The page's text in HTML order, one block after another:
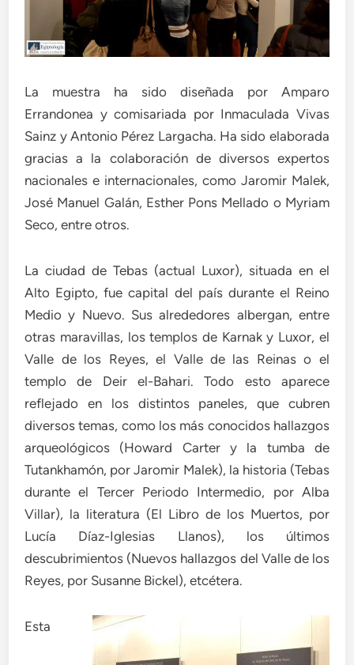
La muestra ha sido diseñada por Amparo
Errandonea y comisariada por Inmaculada Vivas
Sainz y Antonio Pérez Largacha. Ha sido elaborada
gracias a la colaboración de diversos expertos
nacionales e internacionales, como Jaromir Malek,
José Manuel Galán, Esther Pons Mellado o Myriam
Seco, entre otros.
La ciudad de Tebas (actual Luxor), situada en el
Alto Egipto, fue capital del país durante el Reino
Medio y Nuevo. Sus alrededores albergan, entre
otras maravillas, los templos de Karnak y Luxor, el
Valle de los Reyes, el Valle de las Reinas o el
templo de Deir el-Bahari. Todo esto aparece
reflejado en los distintos paneles, que cubren
diversos temas, como los más conocidos hallazgos
arqueológicos (Howard Carter y la tumba de
Tutankhamón, por Jaromir Malek), la historia (Tebas
durante el Tercer Periodo Intermedio, por Alba
Villar), la literatura (El Libro de los Muertos, por
Lucía Díaz-Iglesias Llanos), los últimos
descubrimientos (Nuevos hallazgos del Valle de los
Reyes, por Susanne Bickel), etcétera.
Esta